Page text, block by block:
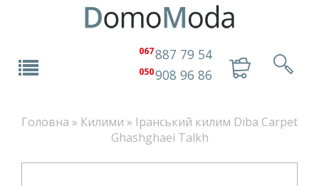
067887 79 54
050908 96 86
Головна » Килими » Іранський килим Diba Carpet
Ghashghaei Talkh